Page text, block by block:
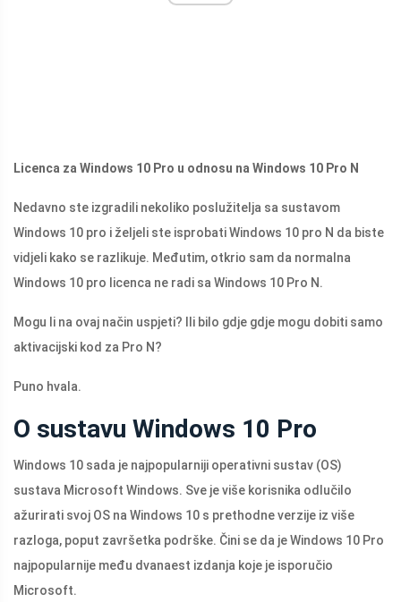
Licenca za Windows 10 Pro u odnosu na Windows 10 Pro N
Nedavno ste izgradili nekoliko poslužitelja sa sustavom
Windows 10 pro i željeli ste isprobati Windows 10 pro N da biste
vidjeli kako se razlikuje. Međutim, otkrio sam da normalna
Windows 10 pro licenca ne radi sa Windows 10 Pro N.
Mogu li na ovaj način uspjeti? Ili bilo gdje gdje mogu dobiti samo
aktivacijski kod za Pro N?
Puno hvala.
O sustavu Windows 10 Pro
Windows 10 sada je najpopularniji operativni sustav (OS)
sustava Microsoft Windows. Sve je više korisnika odlučilo
ažurirati svoj OS na Windows 10 s prethodne verzije iz više
razloga, poput završetka podrške. Čini se da je Windows 10 Pro
najpopularnije među dvanaest izdanja koje je isporučio
Microsoft.